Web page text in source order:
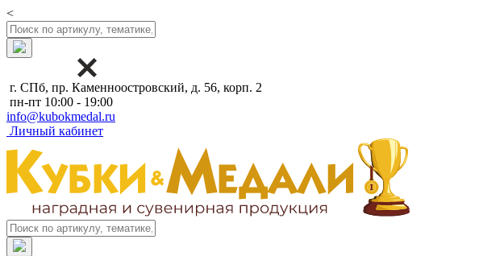
<
г. СПб, пр. Каменноостровский, д. 56, корп. 2
пн-пт 10:00 - 19:00
info@kubokmedal.ru
Личный кабинет